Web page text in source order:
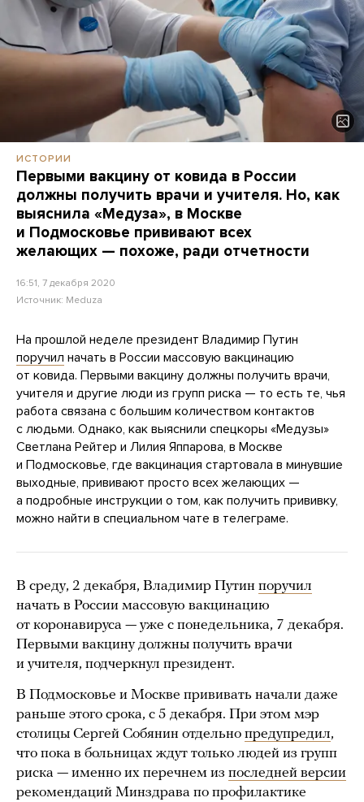
ИСТОРИИ
Первыми вакцину от ковида в России
должны получить врачи и учителя. Но, как
выяснила «Медуза», в Москве
и Подмосковье прививают всех
желающих — похоже, ради отчетности
16:51, 7 декабря 2020
Источник: Meduza
На прошлой неделе президент Владимир Путин
поручил начать в России массовую вакцинацию
от ковида. Первыми вакцину должны получить врачи,
учителя и другие люди из групп риска — то есть те, чья
работа связана с большим количеством контактов
с людьми. Однако, как выяснили спецкоры «Медузы»
Светлана Рейтер и Лилия Яппарова, в Москве
и Подмосковье, где вакцинация стартовала в минувшие
выходные, прививают просто всех желающих —
а подробные инструкции о том, как получить прививку,
можно найти в специальном чате в телеграме.
В среду, 2 декабря, Владимир Путин поручил
начать в России массовую вакцинацию
от коронавируса — уже с понедельника, 7 декабря.
Первыми вакцину должны получить врачи
и учителя, подчеркнул президент.
В Подмосковье и Москве прививать начали даже
раньше этого срока, с 5 декабря. При этом мэр
столицы Сергей Собянин отдельно предупредил,
что пока в больницах ждут только людей из групп
риска — именно их перечнем из последней версии
рекомендаций Минздрава по профилактике